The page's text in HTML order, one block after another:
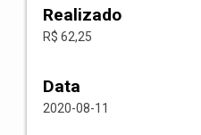
Realizado
R$ 62,25
Data
2020-08-11